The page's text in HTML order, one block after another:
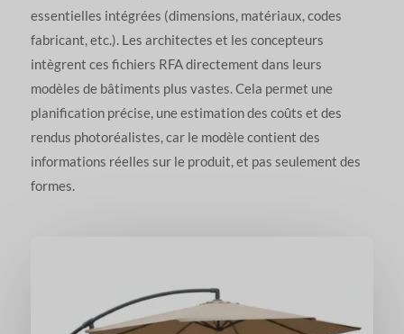
essentielles intégrées (dimensions, matériaux, codes
fabricant, etc.). Les architectes et les concepteurs
intègrent ces fichiers RFA directement dans leurs
modèles de bâtiments plus vastes. Cela permet une
planification précise, une estimation des coûts et des
rendus photoréalistes, car le modèle contient des
informations réelles sur le produit, et pas seulement des
formes.